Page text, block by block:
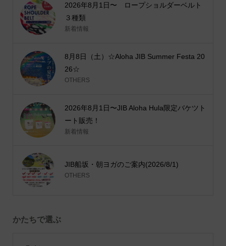
2026年8月1日〜 ロープショルダーベルト
３種類
新着情報
8月8日（土）☆Aloha JIB Summer Festa 20
26☆
OTHERS
2026年8月1日〜JIB Aloha Hula限定バケツト
ート販売！
新着情報
JIB船坂・朝ヨガのご案内(2026/8/1)
OTHERS
かたちで選ぶ